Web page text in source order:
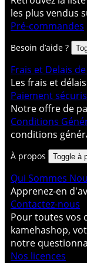
les plus vendus
Pré-commandes
Besoin d’aide ?
Frais et Delais
Les frais et
Paiement
Notre offre de
Conditions
conditions
À propos Toggle à
Qui Sommes
Apprenez-en
Contactez-nous
Pour toutes vos
kamehashop,
notre
Nos licences